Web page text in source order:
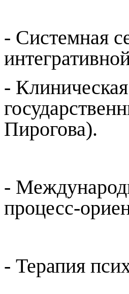
- Системная
-
Пирогова).
-
процесс-
- Терапия